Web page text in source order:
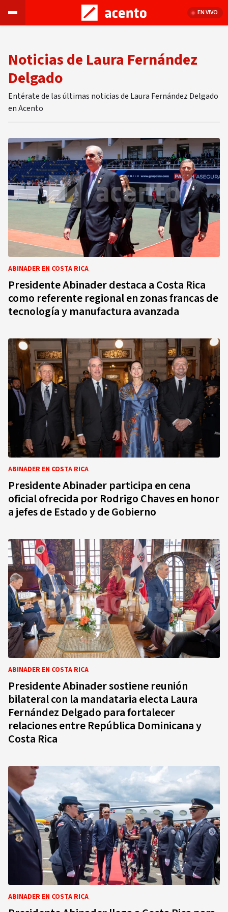
EN VIVO
Noticias de Laura Fernández
Delgado
Entérate de las últimas noticias de Laura Fernández Delgado
en Acento
ABINADER EN COSTA RICA
Presidente Abinader destaca a Costa Rica
como referente regional en zonas francas de
tecnología y manufactura avanzada
ABINADER EN COSTA RICA
Presidente Abinader participa en cena
oficial ofrecida por Rodrigo Chaves en honor
a jefes de Estado y de Gobierno
ABINADER EN COSTA RICA
Presidente Abinader sostiene reunión
bilateral con la mandataria electa Laura
Fernández Delgado para fortalecer
relaciones entre República Dominicana y
Costa Rica
ABINADER EN COSTA RICA